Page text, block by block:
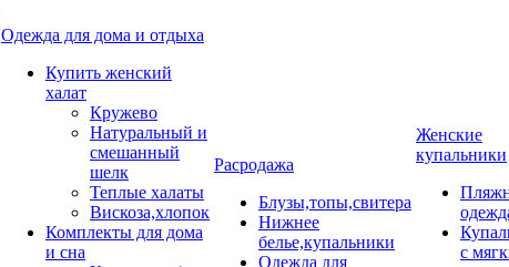
Одежда для дома и отдыха
Купить женский
халат
Кружево
Натуральный и
смешанный
шелк
Теплые халаты
Вискоза,хлопок
Комплекты для дома
и сна
Расродажа
Блузы,топы,свитера
Нижнее
белье,купальники
Одежда для
Женские
купальники
с